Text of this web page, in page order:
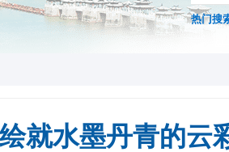
热门搜
就水墨丹青的云